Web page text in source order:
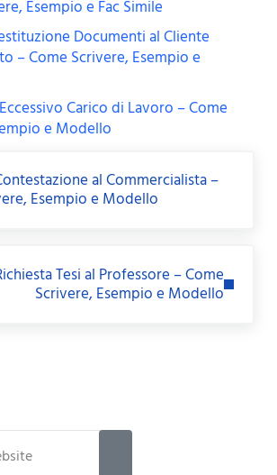
Esempio e Fac Simile
Documenti al Cliente
– Come Scrivere, Esempio e
Carico di Lavoro – Come
e Modello
al Commercialista –
Esempio e Modello
Tesi al Professore – Come
Scrivere, Esempio e Modello